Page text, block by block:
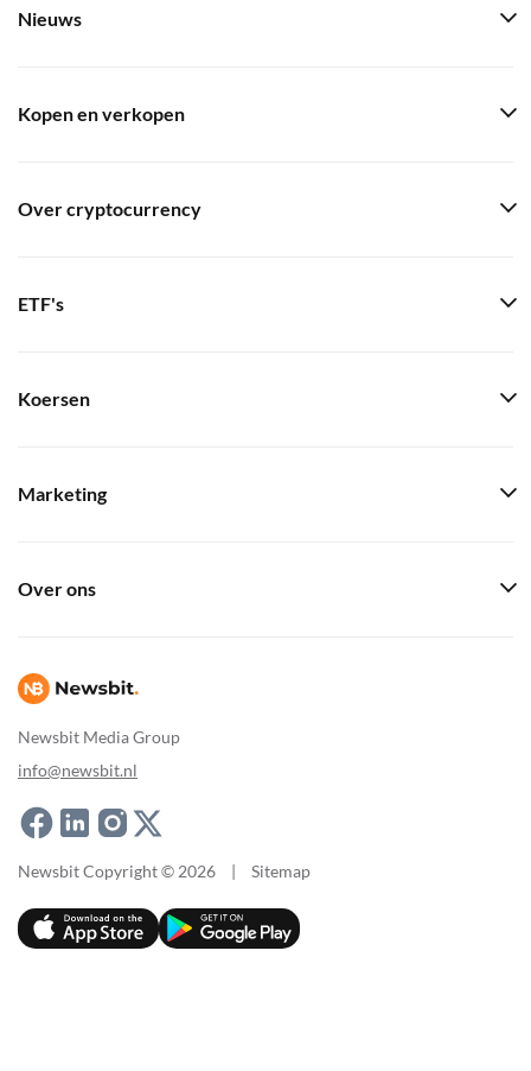
Newsbit Media Group
info@newsbit.nl
Nieuws
Kopen en verkopen
Over cryptocurrency
ETF's
Koersen
Marketing
Over ons
Newsbit Copyright © 2026 | Sitemap